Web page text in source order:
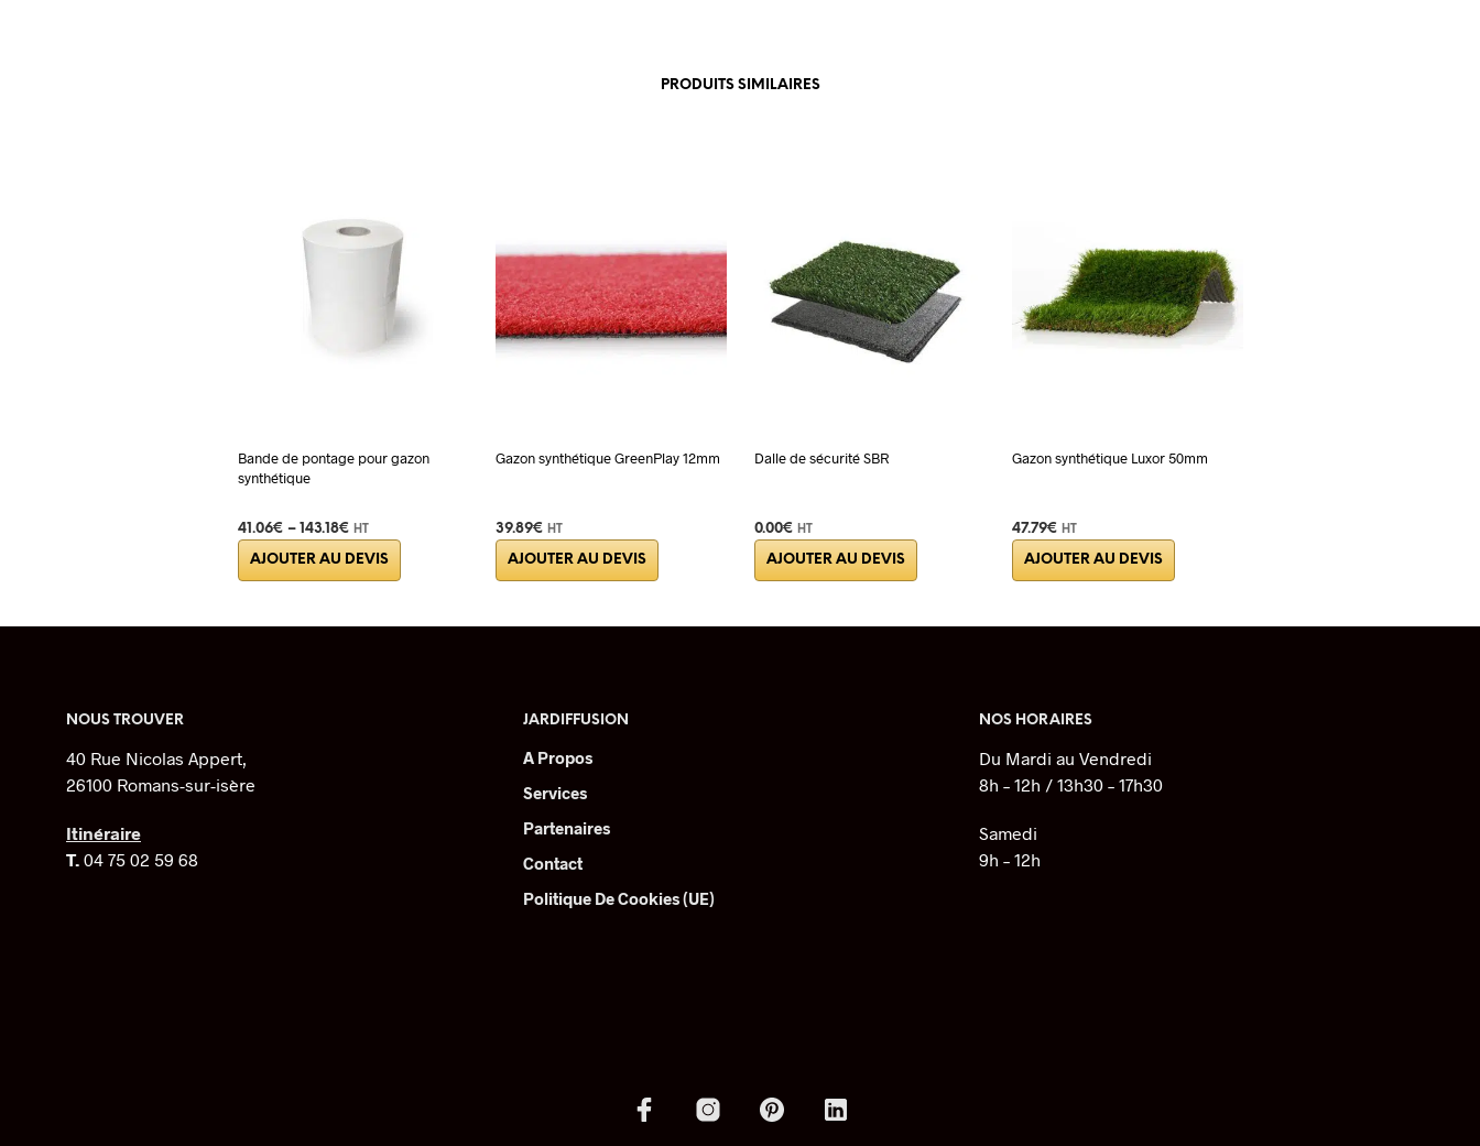
PRODUITS SIMILAIRES
Bande de pontage pour gazon
synthétique
41.06€ – 143.18€ HT
AJOUTER AU DEVIS
Ce
produit
plusieurs
Gazon synthétique GreenPlay 12mm
39.89€ HT
AJOUTER AU DEVIS
produit
plusieurs
du
Dalle de sécurité SBR
0.00€ HT
AJOUTER AU DEVIS
Gazon synthétique Luxor 50mm
47.79€ HT
AJOUTER AU DEVIS
NOUS TROUVER
40 Rue Nicolas Appert,
26100 Romans-sur-isère
Itinéraire
T. 04 75 02 59 68
JARDIFFUSION
A Propos
Services
Partenaires
Contact
Politique De Cookies (UE)
NOS HORAIRES
Du Mardi au Vendredi
8h – 12h / 13h30 – 17h30
Samedi
9h – 12h